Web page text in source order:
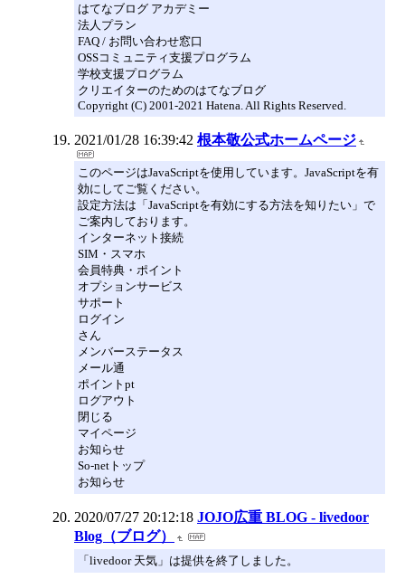
はてなブログ アカデミー
法人プラン
FAQ / お問い合わせ窓口
OSSコミュニティ支援プログラム
学校支援プログラム
クリエイターのためのはてなブログ
Copyright (C) 2001-2021 Hatena. All Rights Reserved.
2021/01/28 16:39:42 根本敬公式ホームページ
このページはJavaScriptを使用しています。JavaScriptを有
効にしてご覧ください。
設定方法は「JavaScriptを有効にする方法を知りたい」で
ご案内しております。
インターネット接続
SIM・スマホ
会員特典・ポイント
オプションサービス
サポート
ログイン
さん
メンバーステータス
メール通
ポイントpt
ログアウト
閉じる
マイページ
お知らせ
So-netトップ
お知らせ
2020/07/27 20:12:18 JOJO広重 BLOG - livedoor
Blog（ブログ）
「livedoor 天気」は提供を終了しました。